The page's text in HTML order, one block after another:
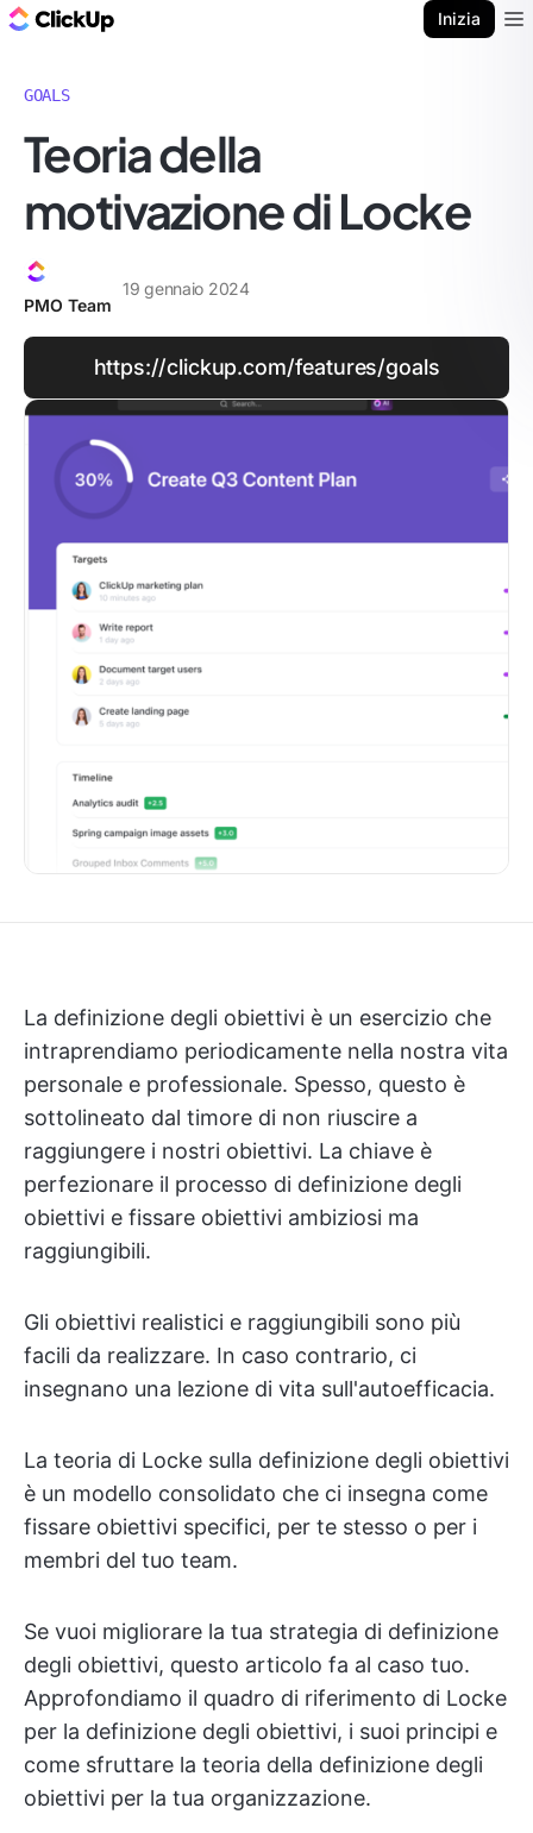
Inizia
GOALS
Teoria della
motivazione di Locke
PMO Team
19 gennaio 2024
https://clickup.com/features/goals
La definizione degli obiettivi è un esercizio che
intraprendiamo periodicamente nella nostra vita
personale e professionale. Spesso, questo è
sottolineato dal timore di non riuscire a
raggiungere i nostri obiettivi. La chiave è
perfezionare il processo di definizione degli
obiettivi e fissare obiettivi ambiziosi ma
raggiungibili.
Gli obiettivi realistici e raggiungibili sono più
facili da realizzare. In caso contrario, ci
insegnano una lezione di vita sull'autoefficacia.
La teoria di Locke sulla definizione degli obiettivi
è un modello consolidato che ci insegna come
fissare obiettivi specifici, per te stesso o per i
membri del tuo team.
Se vuoi migliorare la tua strategia di definizione
degli obiettivi, questo articolo fa al caso tuo.
Approfondiamo il quadro di riferimento di Locke
per la definizione degli obiettivi, i suoi principi e
come sfruttare la teoria della definizione degli
obiettivi per la tua organizzazione.